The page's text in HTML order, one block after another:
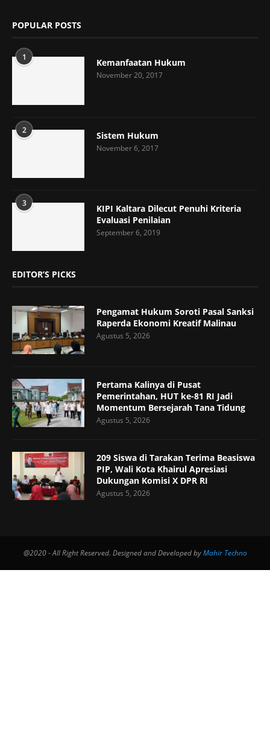
POPULAR POSTS
1 Kemanfaatan Hukum
November 20, 2017
2 Sistem Hukum
November 6, 2017
3
KIPI Kaltara Dilecut Penuhi Kriteria
Evaluasi Penilaian
September 6, 2019
EDITOR’S PICKS
Pengamat Hukum Soroti Pasal Sanksi
Raperda Ekonomi Kreatif Malinau
Agustus 5, 2026
Pertama Kalinya di Pusat
Pemerintahan, HUT ke-81 RI Jadi
Momentum Bersejarah Tana Tidung
Agustus 5, 2026
209 Siswa di Tarakan Terima Beasiswa
PIP, Wali Kota Khairul Apresiasi
Dukungan Komisi X DPR RI
Agustus 5, 2026
@2020 - All Right Reserved. Designed and Developed byMahir Techno